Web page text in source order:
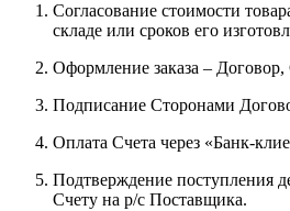
Согласование стоимости
складе или сроков его
Оформление заказа –
Подписание Сторонами
Оплата Счета через «Банк-
Подтверждение поступления
Счету на р/с Поставщика.